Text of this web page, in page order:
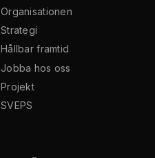
Organisationen
Strategi
Hållbar framtid
Jobba hos oss
Projekt
SVEPS